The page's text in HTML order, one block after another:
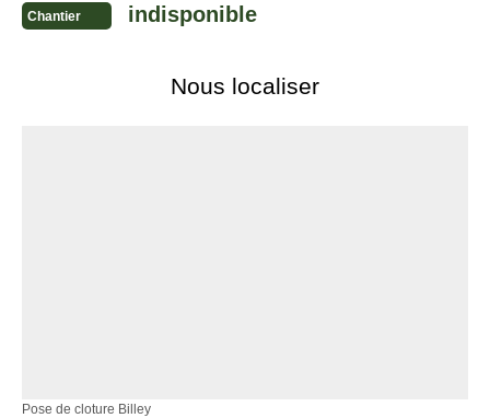
Chantier indisponible
Nous localiser
Pose de cloture Billey